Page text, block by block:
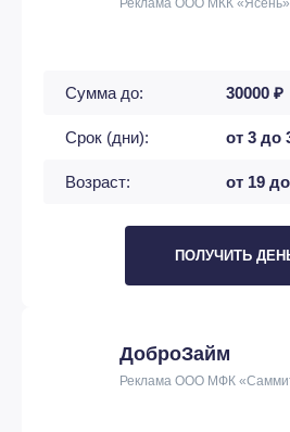
Сумма до: 30000 ₽
Срок (дни): от 3 до
Возраст: от 19
ПОЛУЧИТЬ
ДоброЗайм
Реклама ООО МФК